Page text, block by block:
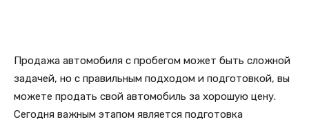
Продажа автомобиля с пробегом может быть сложной
задачей, но с правильным подходом и подготовкой, вы
можете продать свой автомобиль за хорошую цену.
Сегодня важным этапом является подготовка